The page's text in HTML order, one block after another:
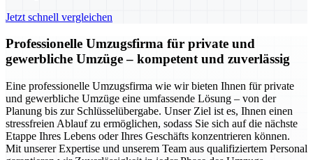
Jetzt schnell vergleichen
Professionelle Umzugsfirma für private und
gewerbliche Umzüge – kompetent und zuverlässig
Eine professionelle Umzugsfirma wie wir bieten Ihnen für private
und gewerbliche Umzüge eine umfassende Lösung – von der
Planung bis zur Schlüsselübergabe. Unser Ziel ist es, Ihnen einen
stressfreien Ablauf zu ermöglichen, sodass Sie sich auf die nächste
Etappe Ihres Lebens oder Ihres Geschäfts konzentrieren können.
Mit unserer Expertise und unserem Team aus qualifiziertem Personal